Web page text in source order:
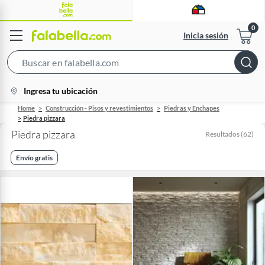
Inicia sesión
Bar
location-
icon
Ingresa tu ubicación
Home Construcción - Pisos y revestimientos
Piedras y Enchapes
Piedra pizzara
Piedra pizzara Resultados (62)
Envío gratis